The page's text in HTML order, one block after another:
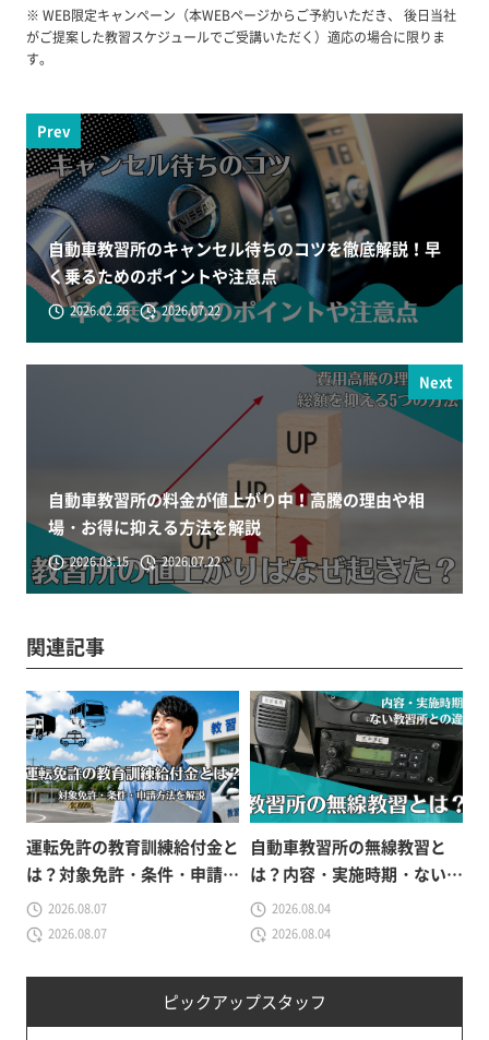
ピックアップスタッフ
※ WEB限定キャンペーン（本WEBページからご予約いただき、 後日当社
がご提案した教習スケジュールでご受講いただく）適応の場合に限りま
す。
Prev
自動車教習所のキャンセル待ちのコツを徹底解説！早
く乗るためのポイントや注意点
2026.02.26 2026.07.22
Next
自動車教習所の料金が値上がり中！高騰の理由や相
場・お得に抑える方法を解説
2026.03.15 2026.07.22
関連記事
運転免許の教育訓練給付金と
は？対象免許・条件・申請方
法をわかりやすく解説
2026.08.07
2026.08.07
自動車教習所の無線教習と
は？内容・実施時期・ない教
習所との違いを解説
2026.08.04
2026.08.04